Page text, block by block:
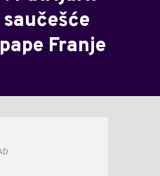
Franje